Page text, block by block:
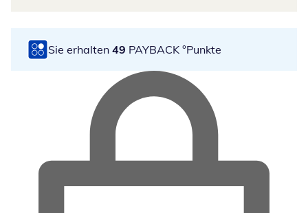
Sie erhalten 49 PAYBACK °Punkte